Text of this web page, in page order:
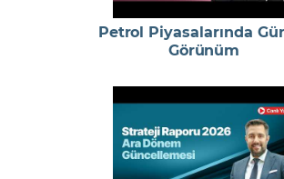
Petrol Piyasalarında
Görünüm